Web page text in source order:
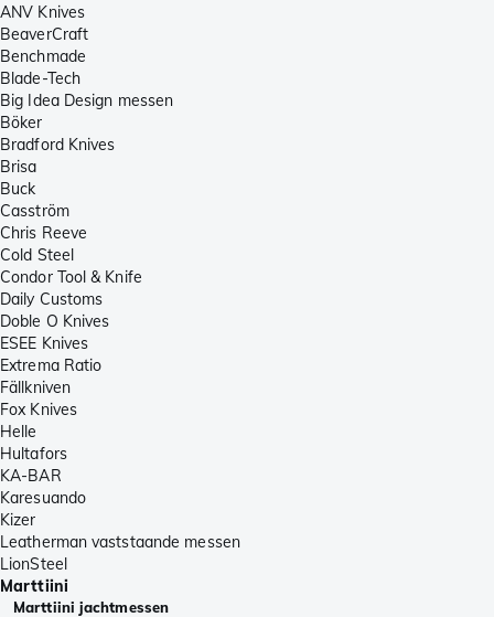
ANV Knives
BeaverCraft
Benchmade
Blade-Tech
Big Idea Design messen
Böker
Bradford Knives
Brisa
Buck
Casström
Chris Reeve
Cold Steel
Condor Tool & Knife
Daily Customs
Doble O Knives
ESEE Knives
Extrema Ratio
Fällkniven
Fox Knives
Helle
Hultafors
KA-BAR
Karesuando
Kizer
Leatherman vaststaande messen
LionSteel
Marttiini
Marttiini jachtmessen